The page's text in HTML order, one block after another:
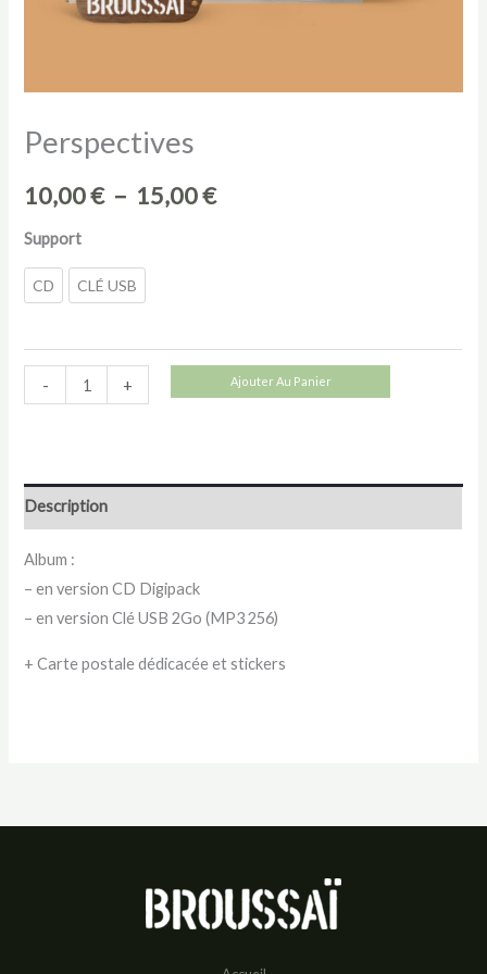
Perspectives
10,00€ – 15,00€Plage
à
Support
CD CLÉ USB
-
de
+ Ajouter Au Panier
Description
Album :
– en version CD Digipack
– en version Clé USB 2Go (MP3 256)
+ Carte postale dédicacée et stickers